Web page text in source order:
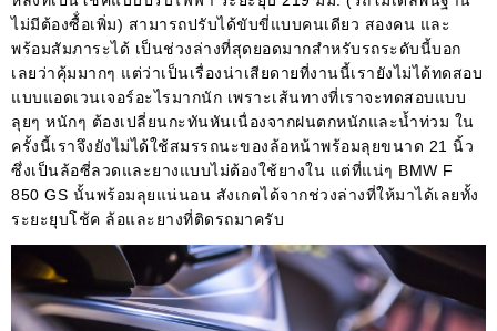
ไม่มีต้องซื้่อเพิ่ม) สามารถปรับได้ขับขี่แบบคนเดียว สองคน และ
พร้อมสัมภาระได้ เป็นช่วงล่างที่สุดยอดมากสำหรับรถระดับนี้บอก
เลยว่าคุ้มมากๆ แต่ว่าเป็นเรื่องน่าเสียดายที่งานนี้เรายังไม่ได้ทดสอบ
แบบแอดเวนเจอร์อะไรมากนัก เพราะเส้นทางที่เราจะทดสอบแบบ
ลุยๆ หนักๆ ต้องเปลี่ยนกะทันหันเนื่องจากฝนตกหนักและน้ำท่วม ใน
ครั้งนี้เราจึงยังไม่ได้ใช้สมรรถนะของล้อหน้าพร้อมลุยขนาด 21 นิ้ว
ซึ่งเป็นล้อซี่ลวดและยางแบบไม่ต้องใช้ยางใน แต่ที่แน่ๆ BMW F
850 GS นั้นพร้อมลุยแน่นอน สังเกตได้จากช่วงล่างที่ให้มาได้เลยทั้ง
ระยะยุบโช้ค ล้อและยางที่ติดรถมาครับ